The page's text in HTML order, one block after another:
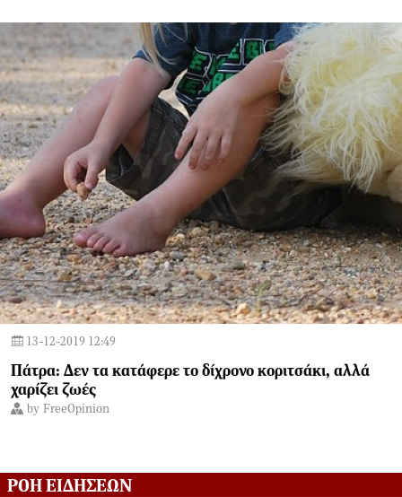
13-12-2019 12:49
Πάτρα: Δεν τα κατάφερε το δίχρονο κοριτσάκι, αλλά
χαρίζει ζωές
by FreeOpinion
ΡΟΗ ΕΙΔΗΣΕΩΝ